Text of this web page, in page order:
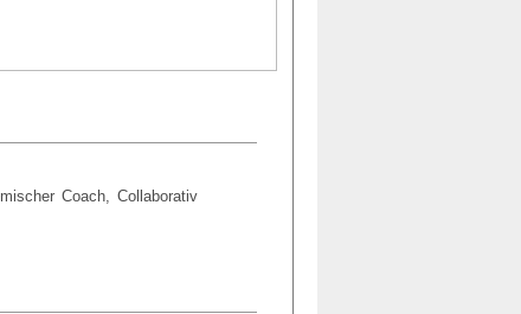
Coach, Collaborativ